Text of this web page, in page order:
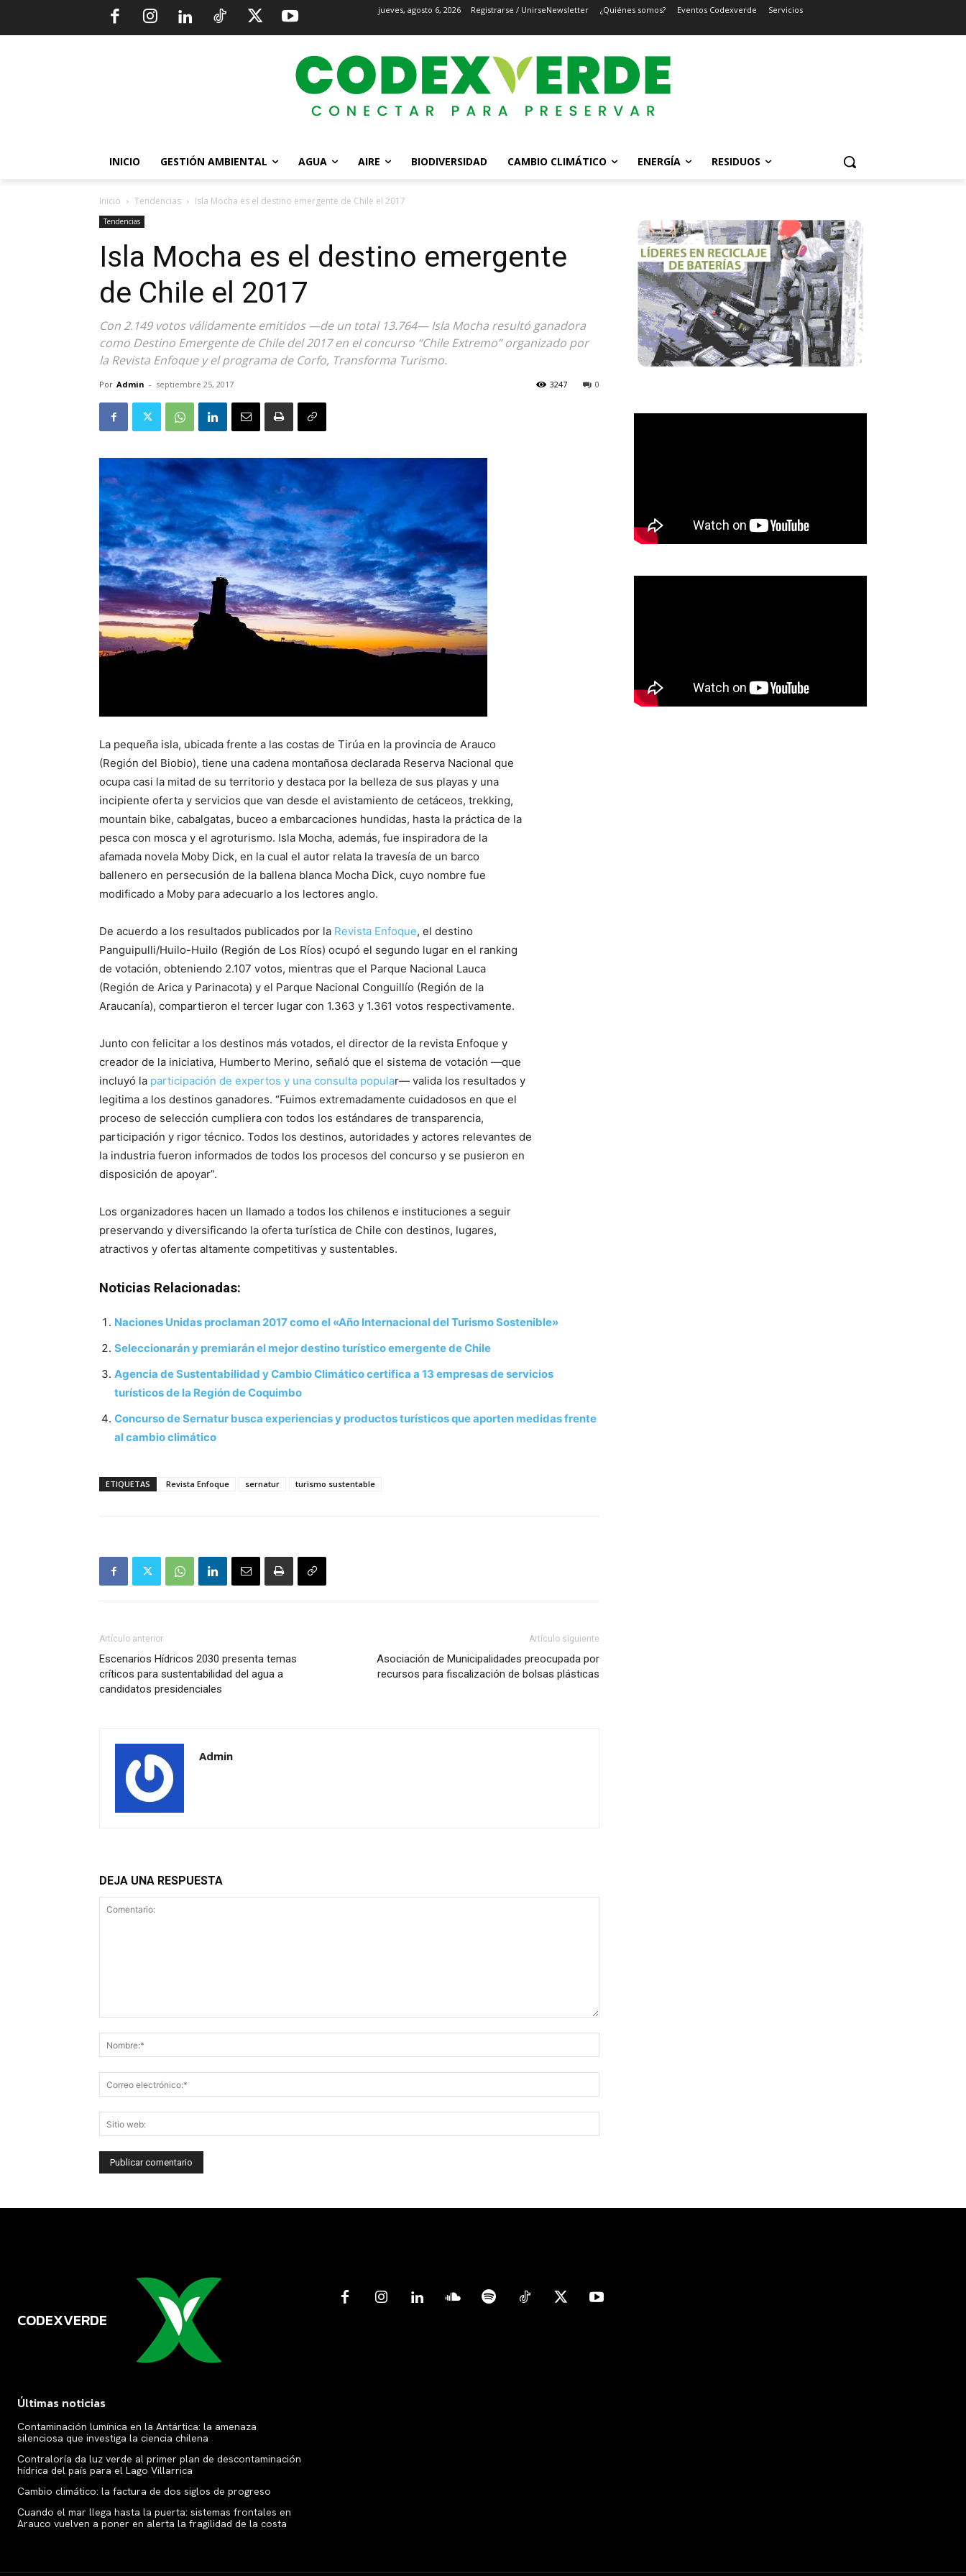
jueves, agosto 6, 2026 Registrarse / UnirseNewsletter ¿Quiénes somos? Eventos Codexverde Servicios
INICIO GESTIÓN AMBIENTAL AGUA AIRE BIODIVERSIDAD CAMBIO CLIMÁTICO ENERGÍA RESIDUOS
Inicio Tendencias Isla​ ​Mocha​ ​es​ ​el​ ​destino​ ​emergente de Chile el 2017
Tendencias
Isla​ ​Mocha​ ​es​ ​el​ ​destino​ ​emergente
de Chile el 2017
Con 2.149 votos válidamente emitidos —de un total 13.764— Isla Mocha resultó ganadora
como Destino Emergente de Chile del 2017 en el concurso “Chile Extremo” organizado por
la Revista Enfoque y el programa de Corfo, Transforma Turismo.
Por Admin - septiembre 25, 2017 0
3247
La pequeña isla, ubicada frente a las costas de Tirúa en la provincia de Arauco
(Región del Biobio), tiene una cadena montañosa declarada Reserva Nacional que
ocupa casi la mitad de su territorio y destaca por la belleza de sus playas y una
incipiente oferta y servicios que van desde el avistamiento de cetáceos, trekking,
mountain bike, cabalgatas, buceo a embarcaciones hundidas, hasta la práctica de la
pesca con mosca y el agroturismo. Isla Mocha, además, fue inspiradora de la
afamada novela Moby Dick, en la cual el autor relata la travesía de un barco
ballenero en persecusión de la ballena blanca Mocha Dick, cuyo nombre fue
modificado a Moby para adecuarlo a los lectores anglo.
De acuerdo a los resultados publicados por la Revista Enfoque, el destino
Panguipulli/Huilo-Huilo​ (Región de Los Ríos) ocupó el segundo lugar en el ranking
de votación, obteniendo 2.107 votos, mientras que el Parque​ ​Nacional​ ​Lauca
(Región de Arica y Parinacota) y el Parque​ ​Nacional​ ​Conguillío​ (Región de la
Araucanía), compartieron el tercer lugar con 1.363 y 1.361 votos respectivamente.
Junto con felicitar a los destinos más votados, el director de la revista Enfoque y
creador de la iniciativa, Humberto Merino, señaló que el sistema de votación —que
incluyó la participación de expertos y una consulta popular— valida los resultados y
legitima a los destinos ganadores. “Fuimos extremadamente cuidadosos en que el
proceso de selección cumpliera con todos los estándares de transparencia,
participación y rigor técnico. Todos los destinos, autoridades y actores relevantes de
la industria fueron informados de todos los procesos del concurso y se pusieron en
disposición de apoyar”.
Los organizadores hacen un llamado a todos los chilenos e instituciones a seguir
preservando y diversificando la oferta turística de Chile con destinos, lugares,
atractivos y ofertas altamente competitivas y sustentables.
Noticias Relacionadas:
Naciones Unidas proclaman 2017 como el «Año Internacional del Turismo Sostenible»
Seleccionarán y premiarán el mejor destino turístico emergente de Chile
Agencia de Sustentabilidad y Cambio Climático certifica a 13 empresas de servicios
turísticos de la Región de Coquimbo
Concurso de Sernatur busca experiencias y productos turísticos que aporten medidas frente
al cambio climático
ETIQUETAS Revista Enfoque sernatur turismo sustentable
Artículo anterior
Escenarios Hídricos 2030 presenta temas
críticos para sustentabilidad del agua a
candidatos presidenciales
Artículo siguiente
Asociación de Municipalidades preocupada por
recursos para fiscalización de bolsas plásticas
Admin
DEJA UNA RESPUESTA
CODEXVERDE
Últimas noticias
Contaminación lumínica en la Antártica: la amenaza
silenciosa que investiga la ciencia chilena
Contraloría da luz verde al primer plan de descontaminación
hídrica del país para el Lago Villarrica
Cambio climático: la factura de dos siglos de progreso
Cuando el mar llega hasta la puerta: sistemas frontales en
Arauco vuelven a poner en alerta la fragilidad de la costa